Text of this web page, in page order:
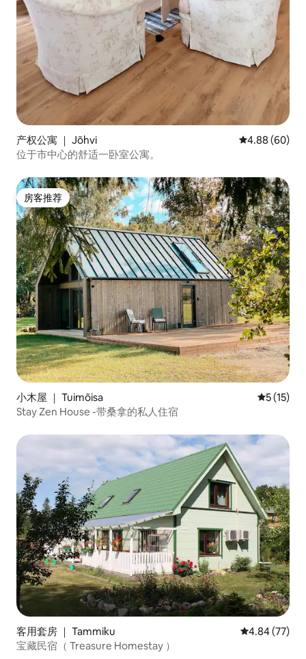
产权公寓 ｜ Jõhvi 平均评分 4.88
4.88 (60)
位于市中心的舒适一卧室公寓。
房客推荐
房客推荐
小木屋 ｜ Tuimõisa 平均评分
5 (15)
Stay Zen House -带桑拿的私人住宿
客用套房 ｜ Tammiku 平均评分
4.84 (77)
宝藏民宿（ Treasure Homestay ）